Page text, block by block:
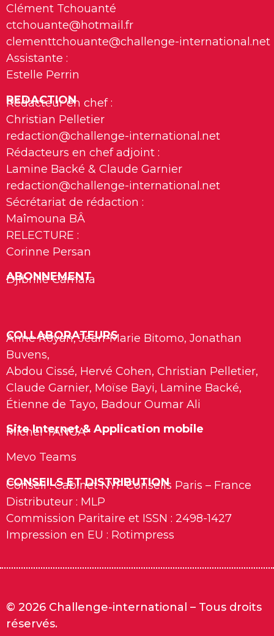
Clément Tchouanté
ctchouante@hotmail.fr
clementtchouante@challenge-international.net
Assistante :
Estelle Perrin
REDACTION
Rédacteur en chef :
Christian Pelletier
redaction@challenge-international.net
Rédacteurs en chef adjoint :
Lamine Backé & Claude Garnier
redaction@challenge-international.net
Sécrétariat de rédaction :
Maîmouna BÂ
RELECTURE :
Corinne Persan
ABONNEMENT
Djibrille Camara
COLLABORATEURS
Anne Royan, Jean-Marie Bitomo, Jonathan
Buvens,
Abdou Cissé, Hervé Cohen, Christian Pelletier,
Claude Garnier, Moïse Bayi, Lamine Backé,
Étienne de Tayo, Badour Oumar Ali
Site Internet & Application mobile
Michel TANGA
Mevo Teams
CONSEILS ET DISTRIBUTION
Conseil : Cabinet NYF Conseils Paris – France
Distributeur : MLP
Commission Paritaire et ISSN : 2498-1427
Impression en EU : Rotimpress
© 2026 Challenge-international – Tous droits
réservés.